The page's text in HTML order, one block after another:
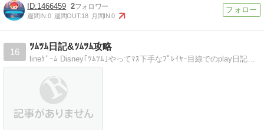
1466459 2
週間IN:0 週間OUT:18 月間IN:0
16
ﾂﾑﾂﾑ日記&ﾂﾑﾂﾑ攻略
lineｹﾞｰﾑ Disney｢ﾂﾑﾂﾑ｣やってﾏｽ下手なﾌﾟﾚｲﾔｰ目線でのplay日記とちょっぴりｶﾞﾁｬやｲﾍﾞﾝﾄ攻略のﾌﾞﾛｸﾞです